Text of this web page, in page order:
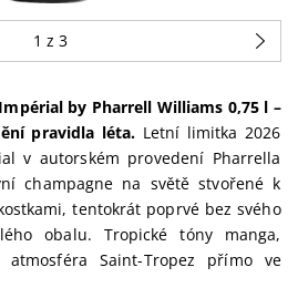
1 z 3
by Pharrell Williams 0,75 l –
pravidla léta. Letní limitka 2026
v autorském provedení Pharrella
champagne na světě stvořené k
tentokrát poprvé bez svého
obalu. Tropické tóny manga,
Saint-Tropez přímo ve